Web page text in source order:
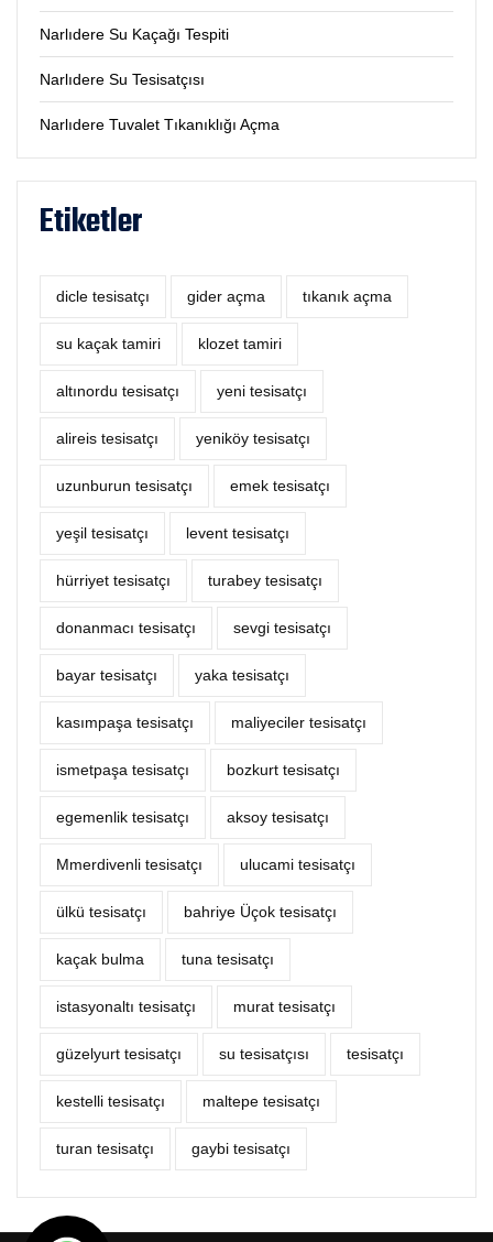
Narlıdere Su Kaçağı Tespiti
Narlıdere Su Tesisatçısı
Narlıdere Tuvalet Tıkanıklığı Açma
Etiketler
dicle tesisatçı ‎gider açma tıkanık açma
su kaçak tamiri klozet tamiri
altınordu tesisatçı yeni tesisatçı
alireis tesisatçı yeniköy tesisatçı
uzunburun tesisatçı emek tesisatçı
yeşil tesisatçı levent tesisatçı
hürriyet tesisatçı turabey tesisatçı
donanmacı tesisatçı sevgi tesisatçı
bayar tesisatçı yaka tesisatçı
kasımpaşa tesisatçı maliyeciler tesisatçı
ismetpaşa tesisatçı bozkurt tesisatçı
egemenlik tesisatçı aksoy tesisatçı
Mmerdivenli tesisatçı ulucami tesisatçı
ülkü tesisatçı bahriye Üçok tesisatçı
kaçak bulma tuna tesisatçı
istasyonaltı tesisatçı murat tesisatçı
güzelyurt tesisatçı su tesisatçısı tesisatçı
kestelli tesisatçı maltepe tesisatçı
turan tesisatçı gaybi tesisatçı